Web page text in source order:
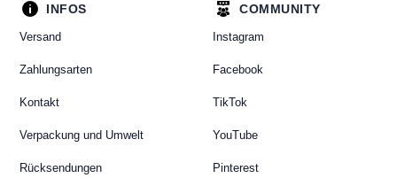
INFOS
Versand
Zahlungsarten
Kontakt
Verpackung und Umwelt
Rücksendungen
COMMUNITY
Instagram
Facebook
TikTok
YouTube
Pinterest